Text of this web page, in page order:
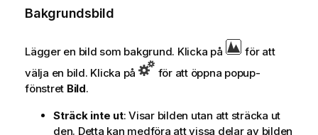
Bakgrundsbild
Lägger en bild som bakgrund. Klicka på
för att
välja en bild. Klicka på
för att öppna popup-
fönstret Bild.
Sträck inte ut: Visar bilden utan att sträcka ut
den. Detta kan medföra att vissa delar av bilden